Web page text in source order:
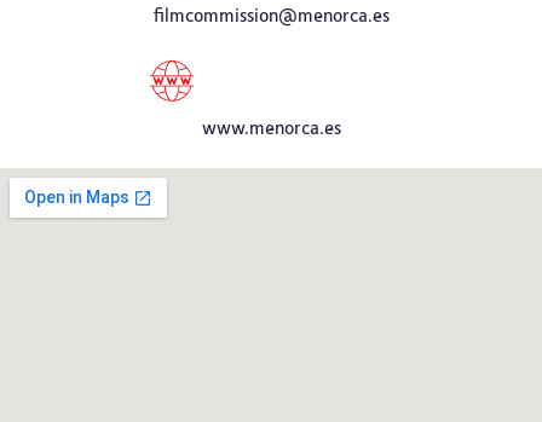
filmcommission@menorca.es
www.menorca.es